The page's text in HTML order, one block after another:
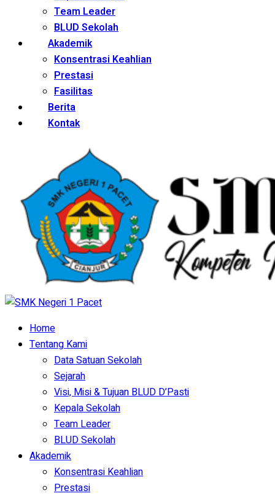
Team Leader
BLUD Sekolah
Akademik
Konsentrasi Keahlian
Prestasi
Fasilitas
Berita
Kontak
Home
Tentang Kami
Data Satuan Sekolah
Sejarah
Visi, Misi & Tujuan BLUD D’Pasti
Kepala Sekolah
Team Leader
BLUD Sekolah
Akademik
Konsentrasi Keahlian
Prestasi